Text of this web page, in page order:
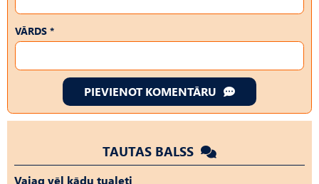
VĀRDS *
PIEVIENOT KOMENTĀRU
TAUTAS BALSS
Vajag vēl kādu tualeti